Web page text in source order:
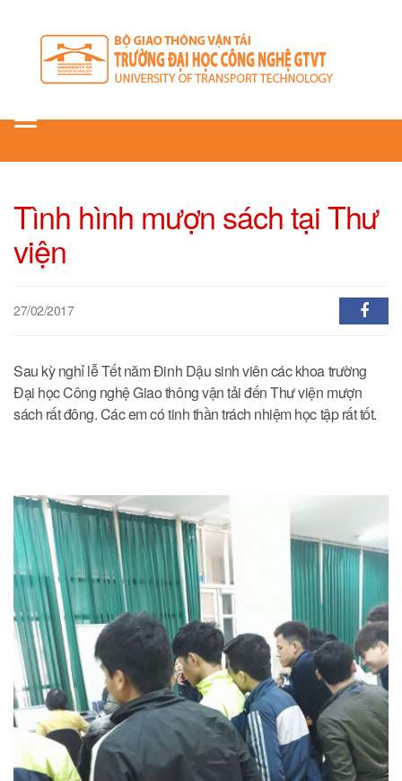
Toggle
Tình hình mượn sách tại Thư
viện
27/02/2017
Sau kỳ nghỉ lễ Tết năm Đinh Dậu sinh viên các khoa trường
Đại học Công nghệ Giao thông vận tải đến Thư viện mượn
sách rất đông. Các em có tinh thần trách nhiệm học tập rất tốt.